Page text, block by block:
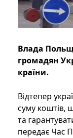
Влада
громадян
країни.
Відтепер
суму коштів,
та
передає Час